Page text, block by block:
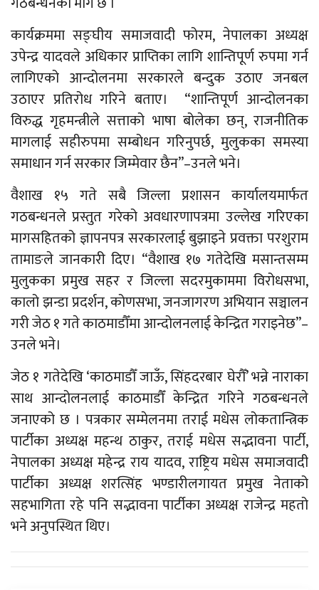
कार्यक्रममा सङ्घीय समाजवादी फोरम, नेपालका अध्यक्ष
उपेन्द्र यादवले अधिकार प्राप्तिका लागि शान्तिपूर्ण रुपमा गर्न
लागिएको आन्दोलनमा सरकारले बन्दुक उठाए जनबल
उठाएर प्रतिरोध गरिने बताए। “शान्तिपूर्ण आन्दोलनका
विरुद्ध गृहमन्त्रीले सत्ताको भाषा बोलेका छन्, राजनीतिक
मागलाई सहीरुपमा सम्बोधन गरिनुपर्छ, मुलुकका समस्या
समाधान गर्न सरकार जिम्मेवार छैन”–उनले भने।
वैशाख १५ गते सबै जिल्ला प्रशासन कार्यालयमार्फत
गठबन्धनले प्रस्तुत गरेको अवधारणापत्रमा उल्लेख गरिएका
मागसहितको ज्ञापनपत्र सरकारलाई बुझाइने प्रवक्ता परशुराम
तामाङले जानकारी दिए। “वैशाख १७ गतेदेखि मसान्तसम्म
मुलुकका प्रमुख सहर र जिल्ला सदरमुकाममा विरोधसभा,
कालो झन्डा प्रदर्शन, कोणसभा, जनजागरण अभियान सञ्चालन
गरी जेठ १ गते काठमाडौँमा आन्दोलनलाई केन्द्रित गराइनेछ”–
उनले भने।
जेठ १ गतेदेखि ‘काठमाडौँ जाऊँ, सिंहदरबार घेरौँ’ भन्ने नाराका
साथ आन्दोलनलाई काठमाडौँ केन्द्रित गरिने गठबन्धनले
जनाएको छ । पत्रकार सम्मेलनमा तराई मधेस लोकतान्त्रिक
पार्टीका अध्यक्ष महन्थ ठाकुर, तराई मधेस सद्भावना पार्टी,
नेपालका अध्यक्ष महेन्द्र राय यादव, राष्ट्रिय मधेस समाजवादी
पार्टीका अध्यक्ष शरत्सिंह भण्डारीलगायत प्रमुख नेताको
सहभागिता रहे पनि सद्भावना पार्टीका अध्यक्ष राजेन्द्र महतो
भने अनुपस्थित थिए।